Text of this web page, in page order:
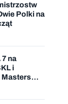
Polki na
na
i
Masters